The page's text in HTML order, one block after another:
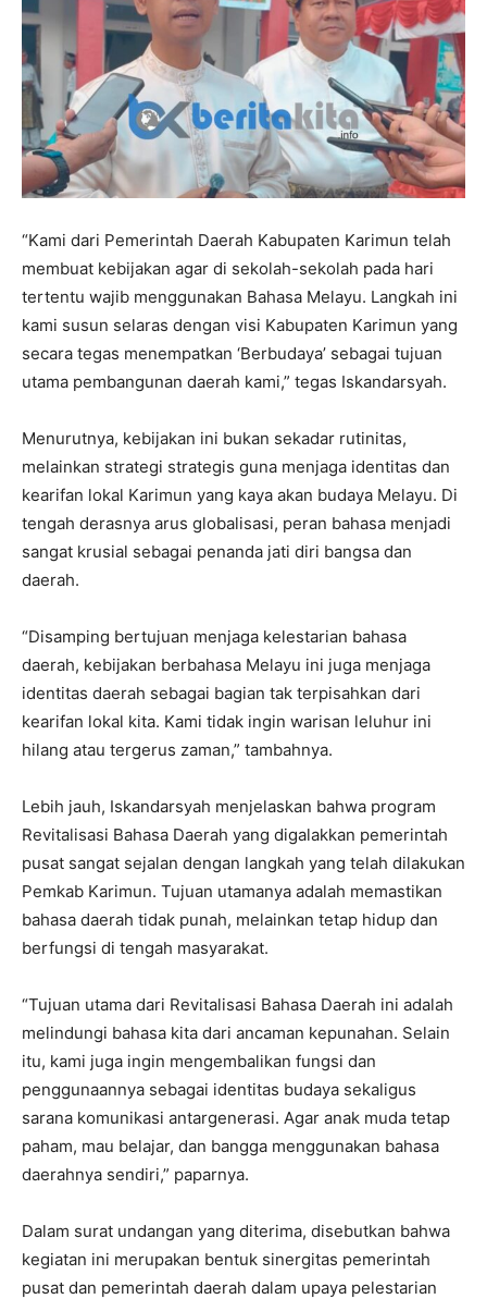
“Kami dari Pemerintah Daerah Kabupaten Karimun telah
membuat kebijakan agar di sekolah-sekolah pada hari
tertentu wajib menggunakan Bahasa Melayu. Langkah ini
kami susun selaras dengan visi Kabupaten Karimun yang
secara tegas menempatkan ‘Berbudaya’ sebagai tujuan
utama pembangunan daerah kami,” tegas Iskandarsyah.
Menurutnya, kebijakan ini bukan sekadar rutinitas,
melainkan strategi strategis guna menjaga identitas dan
kearifan lokal Karimun yang kaya akan budaya Melayu. Di
tengah derasnya arus globalisasi, peran bahasa menjadi
sangat krusial sebagai penanda jati diri bangsa dan
daerah.
“Disamping bertujuan menjaga kelestarian bahasa
daerah, kebijakan berbahasa Melayu ini juga menjaga
identitas daerah sebagai bagian tak terpisahkan dari
kearifan lokal kita. Kami tidak ingin warisan leluhur ini
hilang atau tergerus zaman,” tambahnya.
Lebih jauh, Iskandarsyah menjelaskan bahwa program
Revitalisasi Bahasa Daerah yang digalakkan pemerintah
pusat sangat sejalan dengan langkah yang telah dilakukan
Pemkab Karimun. Tujuan utamanya adalah memastikan
bahasa daerah tidak punah, melainkan tetap hidup dan
berfungsi di tengah masyarakat.
“Tujuan utama dari Revitalisasi Bahasa Daerah ini adalah
melindungi bahasa kita dari ancaman kepunahan. Selain
itu, kami juga ingin mengembalikan fungsi dan
penggunaannya sebagai identitas budaya sekaligus
sarana komunikasi antargenerasi. Agar anak muda tetap
paham, mau belajar, dan bangga menggunakan bahasa
daerahnya sendiri,” paparnya.
Dalam surat undangan yang diterima, disebutkan bahwa
kegiatan ini merupakan bentuk sinergitas pemerintah
pusat dan pemerintah daerah dalam upaya pelestarian